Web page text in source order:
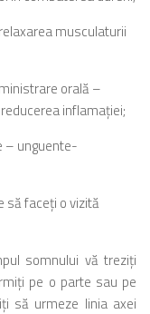
musculaturii
orală –
inflamaţiei;
unguente-
să faceţi o vizită
somnului vă treziţi
pe o parte sau pe
să urmeze linia axei